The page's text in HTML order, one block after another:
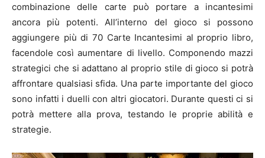
combinazione delle carte può portare a incantesimi
ancora più potenti. All’interno del gioco si possono
aggiungere più di 70 Carte Incantesimi al proprio libro,
facendole così aumentare di livello. Componendo mazzi
strategici che si adattano al proprio stile di gioco si potrà
affrontare qualsiasi sfida. Una parte importante del gioco
sono infatti i duelli con altri giocatori. Durante questi ci si
potrà mettere alla prova, testando le proprie abilità e
strategie.